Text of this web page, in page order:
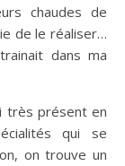
chaudes de
de le réaliser…
dans ma
très présent en
qui se
on trouve un